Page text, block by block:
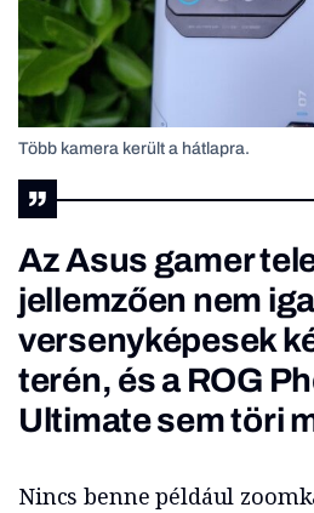
Több kamera került a hátlapra.
Az Asus gamer
jellemzően nem
versenyképesek
terén, és a ROG
Ultimate sem töri
Nincs benne például